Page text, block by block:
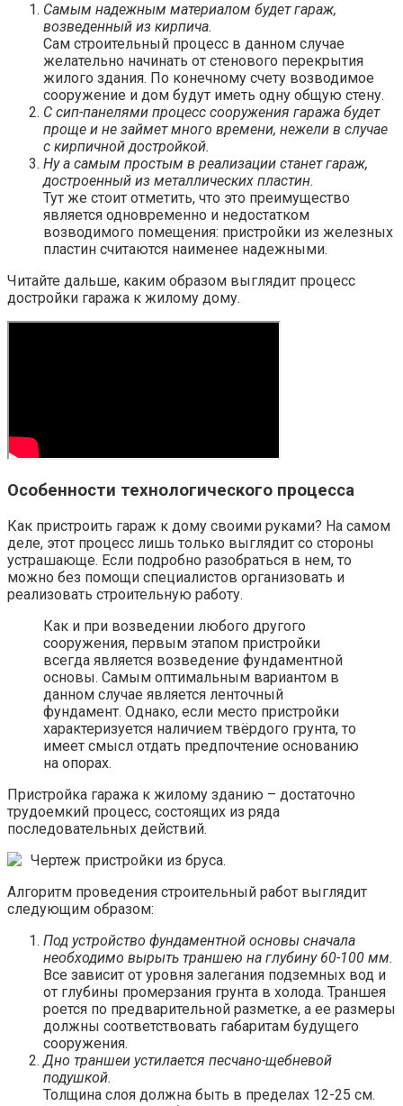
Самым надежным материалом будет гараж,
возведенный из кирпича.
Сам строительный процесс в данном случае
желательно начинать от стенового перекрытия
жилого здания. По конечному счету возводимое
сооружение и дом будут иметь одну общую стену.
С сип-панелями процесс сооружения гаража будет
проще и не займет много времени, нежели в случае
с кирпичной достройкой.
Ну а самым простым в реализации станет гараж,
достроенный из металлических пластин.
Тут же стоит отметить, что это преимущество
является одновременно и недостатком
возводимого помещения: пристройки из железных
пластин считаются наименее надежными.
Читайте дальше, каким образом выглядит процесс
достройки гаража к жилому дому.
Особенности технологического процесса
Как пристроить гараж к дому своими руками? На самом
деле, этот процесс лишь только выглядит со стороны
устрашающе. Если подробно разобраться в нем, то
можно без помощи специалистов организовать и
реализовать строительную работу.
Как и при возведении любого другого
сооружения, первым этапом пристройки
всегда является возведение фундаментной
основы. Самым оптимальным вариантом в
данном случае является ленточный
фундамент. Однако, если место пристройки
характеризуется наличием твёрдого грунта, то
имеет смысл отдать предпочтение основанию
на опорах.
Пристройка гаража к жилому зданию – достаточно
трудоемкий процесс, состоящих из ряда
последовательных действий.
Чертеж пристройки из бруса.
Алгоритм проведения строительный работ выглядит
следующим образом:
Под устройство фундаментной основы сначала
необходимо вырыть траншею на глубину 60-100 мм.
Все зависит от уровня залегания подземных вод и
от глубины промерзания грунта в холода. Траншея
роется по предварительной разметке, а ее размеры
должны соответствовать габаритам будущего
сооружения.
Дно траншеи устилается песчано-щебневой
подушкой.
Толщина слоя должна быть в пределах 12-25 см.